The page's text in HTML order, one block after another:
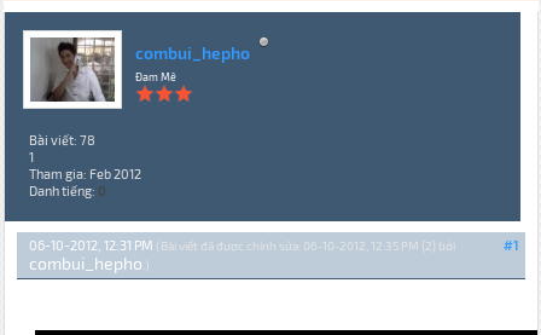
combui_hepho
Đam Mê
Bài viết: 78
1
Tham gia: Feb 2012
Danh tiếng: 0
#1
06-10-2012, 12:31 PM (Bài viết đã được chỉnh sửa: 06-10-2012, 12:35 PM {2} bởi
combui_hepho .)